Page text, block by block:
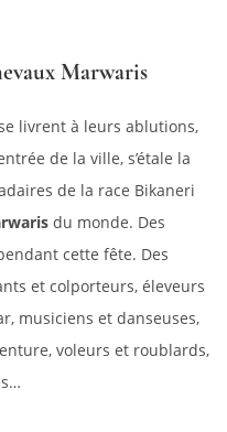
Marwaris
livrent à leurs ablutions,
de la ville, s’étale la
de la race Bikaneri
du monde. Des
cette fête. Des
et colporteurs, éleveurs
musiciens et danseuses,
voleurs et roublards,